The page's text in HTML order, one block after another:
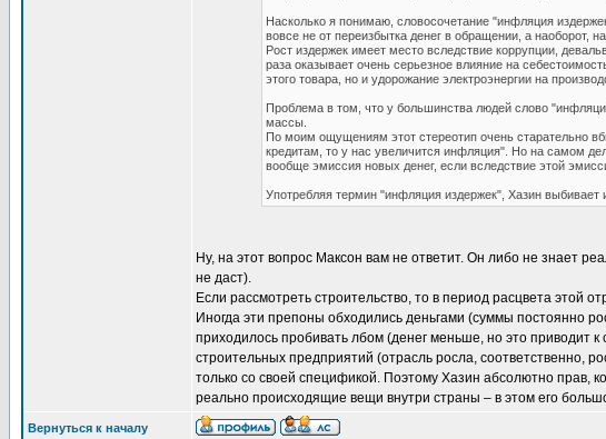
Насколько я понимаю, словосочетание "инфляция
вовсе не от переизбытка денег в обращении, а наоборот,
Рост издержек имеет место вследствие коррупции,
раза оказывает очень серьезное влияние на
этого товара, но и удорожание электроэнергии на
Проблема в том, что у большинства людей слово
массы.
По моим ощущениям этот стереотип очень старательно
кредитам, то у нас увеличится инфляция". Но на самом
вообще эмиссия новых денег, если вследствие этой
Употребляя термин "инфляция издержек", Хазин выбивает
Ну, на этот вопрос Максон вам не ответит. Он либо не знает
не даст).
Если рассмотреть строительство, то в период расцвета этой
Иногда эти препоны обходились деньгами (суммы постоянно
приходилось пробивать лбом (денег меньше, но это приводит
строительных предприятий (отрасль росла, соответственно,
только со своей спецификой. Поэтому Хазин абсолютно прав,
реально происходящие вещи внутри страны – в этом его
Вернуться к началу